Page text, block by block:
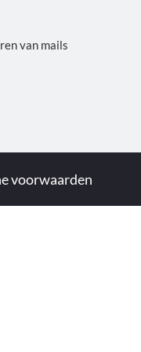
van mails
voorwaarden